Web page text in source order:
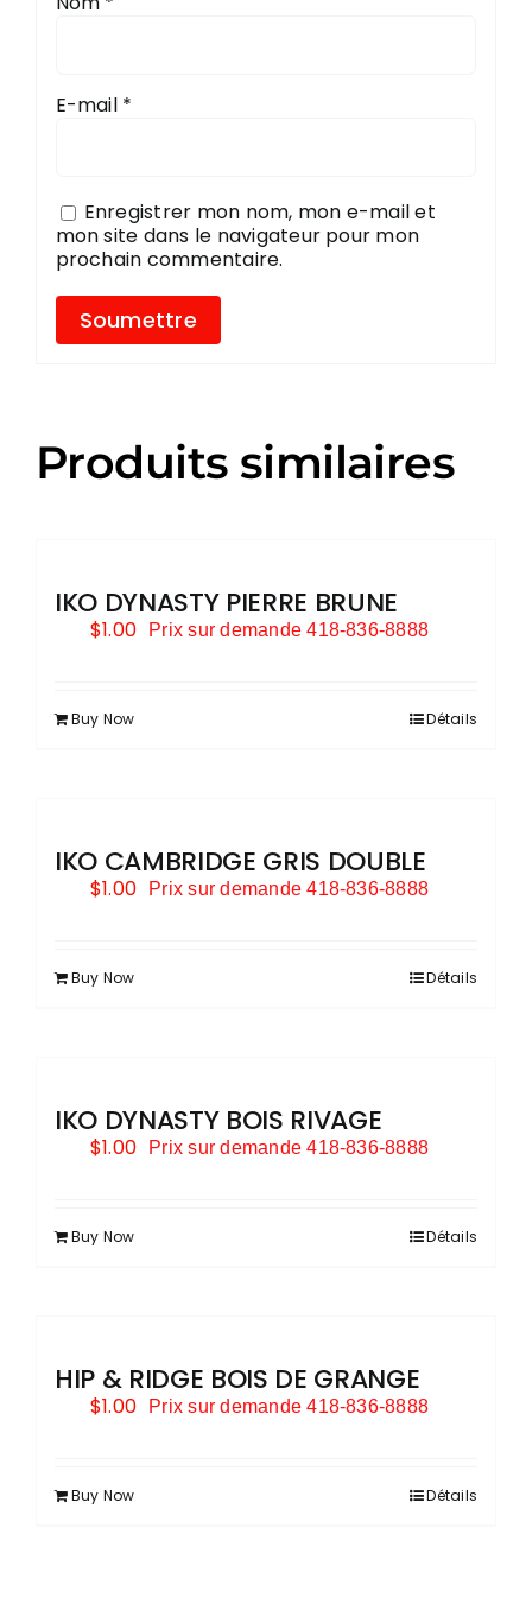
E-mail *
Enregistrer mon nom, mon e-mail et
mon site dans le navigateur pour mon
prochain commentaire.
Produits similaires
IKO DYNASTY PIERRE BRUNE
$1.00 Prix sur demande 418-836-8888
Buy Now Détails
IKO CAMBRIDGE GRIS DOUBLE
$1.00 Prix sur demande 418-836-8888
Buy Now Détails
IKO DYNASTY BOIS RIVAGE
$1.00 Prix sur demande 418-836-8888
Buy Now Détails
HIP & RIDGE BOIS DE GRANGE
$1.00 Prix sur demande 418-836-8888
Buy Now Détails